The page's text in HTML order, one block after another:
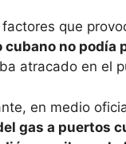
factores que
cubano no podía
atracado en el
en medio
gas a puertos